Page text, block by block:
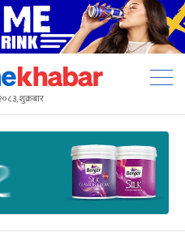
शुक्रबार